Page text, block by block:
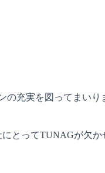
充実を図ってまい
とってTUNAGが欠